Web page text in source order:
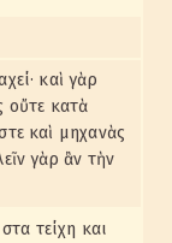
καὶ γὰρ
οὔτε κατὰ
καὶ μηχανὰς
γὰρ ἂν τὴν
τείχη και